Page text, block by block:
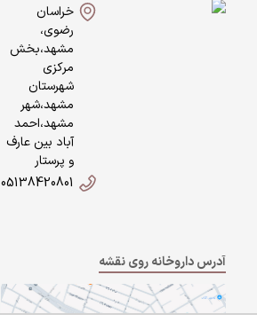
خراسان
رضوی،
مشهد،بخش
مرکزی
شهرستان
مشهد،شهر
مشهد،احمد
آباد بین عارف
و پرستار
05138420801
آدرس داروخانه روی نقشه